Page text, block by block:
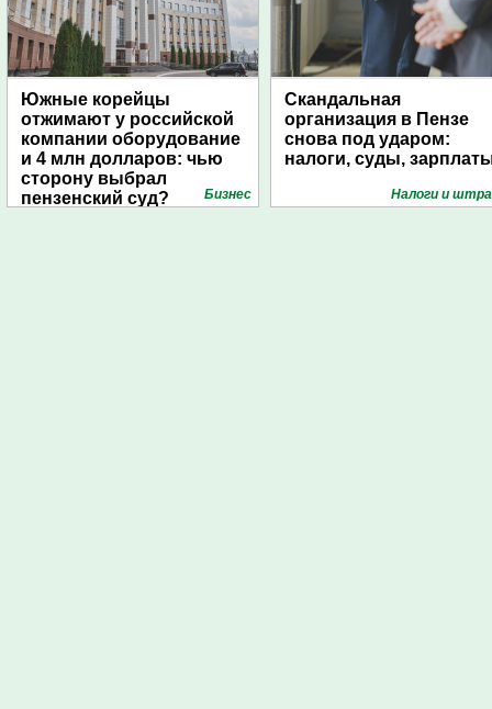
Южные корейцы
отжимают у российской
компании оборудование
и 4 млн долларов: чью
сторону выбрал
пензенский суд?
Бизнес
Скандальная
организация в Пензе
снова под ударом:
налоги, суды,
Налоги и